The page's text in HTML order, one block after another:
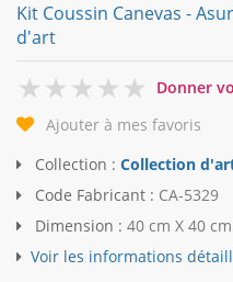
Kit Coussin Canevas -
d'art
0
Donner
Ajouter à mes favoris
Collection : Collection
Code Fabricant : CA-5329
Dimension : 40 cm X 40 cm
Voir les informations